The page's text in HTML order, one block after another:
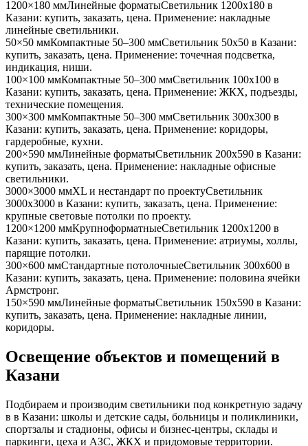
1200×180 ммЛинейные форматыСветильник 1200x180 в
Казани: купить, заказать, цена. Применение: накладные
линейные светильники.
50×50 ммКомпактные 50–300 ммСветильник 50x50 в Казани:
купить, заказать, цена. Применение: точечная подсветка,
индикация, ниши.
100×100 ммКомпактные 50–300 ммСветильник 100x100 в
Казани: купить, заказать, цена. Применение: ЖКХ, подъезды,
технические помещения.
300×300 ммКомпактные 50–300 ммСветильник 300x300 в
Казани: купить, заказать, цена. Применение: коридоры,
гардеробные, кухни.
200×590 ммЛинейные форматыСветильник 200x590 в Казани:
купить, заказать, цена. Применение: накладные офисные
светильники.
3000×3000 ммXL и нестандарт по проектуСветильник
3000x3000 в Казани: купить, заказать, цена. Применение:
крупные световые потолки по проекту.
1200×1200 ммКрупноформатныеСветильник 1200x1200 в
Казани: купить, заказать, цена. Применение: атриумы, холлы,
парящие потолки.
300×600 ммСтандартные потолочныеСветильник 300x600 в
Казани: купить, заказать, цена. Применение: половина ячейки
Армстронг.
150×590 ммЛинейные форматыСветильник 150x590 в Казани:
купить, заказать, цена. Применение: накладные линии,
коридоры.
Освещение объектов и помещений в
Казани
Подбираем и производим светильники под конкретную задачу
в в Казани: школы и детские сады, больницы и поликлиники,
спортзалы и стадионы, офисы и бизнес-центры, склады и
паркинги, цеха и АЗС, ЖКХ и придомовые территории.